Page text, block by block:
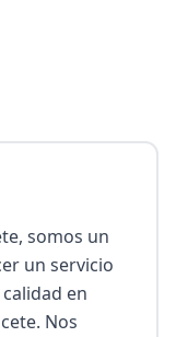
somos un
un servicio
en
Nos